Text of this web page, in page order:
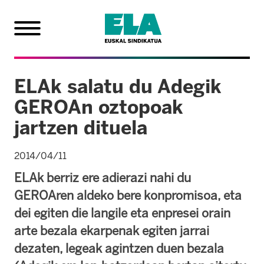
ELAk salatu du Adegik
GEROAn oztopoak
jartzen dituela
2014/04/11
ELAk berriz ere adierazi nahi du
GEROAren aldeko bere konpromisoa, eta
dei egiten die langile eta enpresei orain
arte bezala ekarpenak egiten jarrai
dezaten, legeak agintzen duen bezala